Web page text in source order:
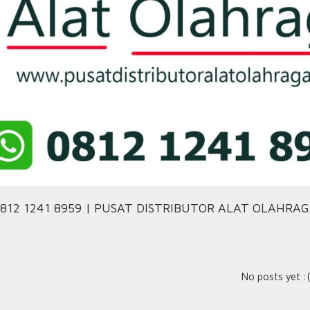
1241 8959 | PUSAT DISTRIBUTOR ALAT
No posts yet :(